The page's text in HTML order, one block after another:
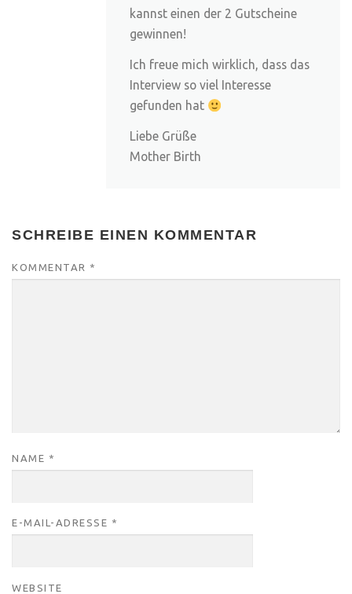
kannst einen der 2 Gutscheine
gewinnen!
Ich freue mich wirklich, dass das
Interview so viel Interesse
gefunden hat
Liebe Grüße
Mother Birth
SCHREIBE EINEN KOMMENTAR
KOMMENTAR *
NAME *
E-MAIL-ADRESSE *
WEBSITE